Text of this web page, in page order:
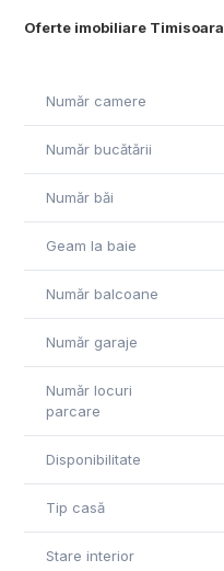
Oferte imobiliare Timisoara
Număr camere
Număr bucătării
Număr băi
Geam la baie
Număr balcoane
Număr garaje
Număr locuri
parcare
Disponibilitate
Tip casă
Stare interior